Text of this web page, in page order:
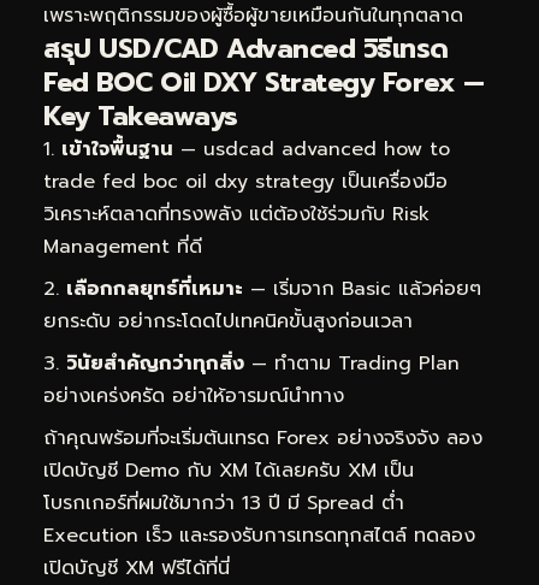
เพราะพฤติกรรมของผู้ซื้อผู้ขายเหมือนกันในทุกตลาด
สรุป USD/CAD Advanced วิธีเทรด
Fed BOC Oil DXY Strategy Forex —
Key Takeaways
เข้าใจพื้นฐาน — usdcad advanced how to
trade fed boc oil dxy strategy เป็นเครื่องมือ
วิเคราะห์ตลาดที่ทรงพลัง แต่ต้องใช้ร่วมกับ Risk
Management ที่ดี
เลือกกลยุทธ์ที่เหมาะ — เริ่มจาก Basic แล้วค่อยๆ
ยกระดับ อย่ากระโดดไปเทคนิคขั้นสูงก่อนเวลา
วินัยสำคัญกว่าทุกสิ่ง — ทำตาม Trading Plan
อย่างเคร่งครัด อย่าให้อารมณ์นำทาง
ถ้าคุณพร้อมที่จะเริ่มต้นเทรด Forex อย่างจริงจัง ลอง
เปิดบัญชี Demo กับ XM ได้เลยครับ XM เป็น
โบรกเกอร์ที่ผมใช้มากว่า 13 ปี มี Spread ต่ำ
Execution เร็ว และรองรับการเทรดทุกสไตล์ ทดลอง
เปิดบัญชี XM ฟรีได้ที่นี่